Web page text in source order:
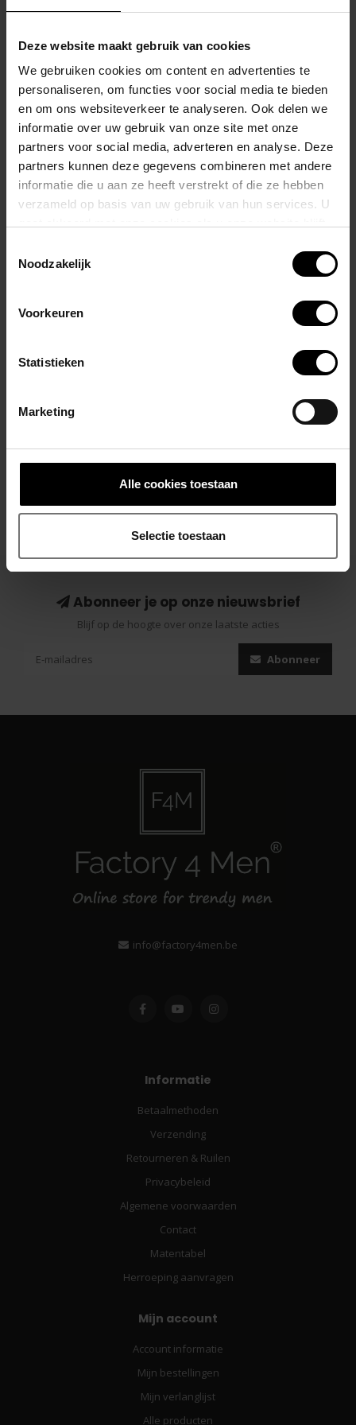
Deze website maakt gebruik van cookies
We gebruiken cookies om content en advertenties te
personaliseren, om functies voor social media te bieden
en om ons websiteverkeer te analyseren. Ook delen we
informatie over uw gebruik van onze site met onze
partners voor social media, adverteren en analyse. Deze
partners kunnen deze gegevens combineren met andere
informatie die u aan ze heeft verstrekt of die ze hebben
verzameld op basis van uw gebruik van hun services. U
Noodzakelijk
Voorkeuren
Statistieken
Marketing
Alle cookies toestaan
Selectie toestaan
ondersteuning.
Transparante metalen ringetjes omlijnen het ontwerp, terwijl
glanzende zwarte banden je billen perfect omsluiten en liften.
De dikke tailleband draagt trots een gepolijste zilveren STUD-tag en
voegt een finishing touch toe aan dit statement piece.
Voor wie verlangt naar stijl, comfort, en een vleugje pit – de STALLION
is er om je zelfverzekerd te laten stralen.
Abonneer je op onze nieuwsbrief
Blijf op de hoogte over onze laatste acties
Abonneer
info@factory4men.be
Informatie
Betaalmethoden
Verzending
Retourneren & Ruilen
Privacybeleid
Algemene voorwaarden
Contact
Matentabel
Herroeping aanvragen
Mijn account
Account informatie
Mijn bestellingen
Mijn verlanglijst
Alle producten